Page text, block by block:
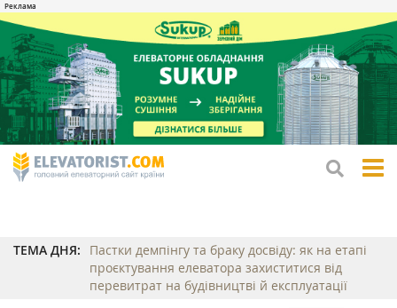
ТЕМА ДНЯ:
Пастки демпінгу та браку досвіду: як на етапі
проєктування елеватора захиститися від
перевитрат на будівництві й експлуатації